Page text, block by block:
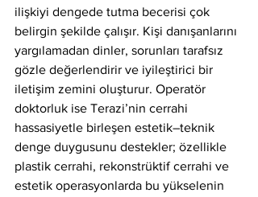
ilişkiyi dengede tutma becerisi çok
belirgin şekilde çalışır. Kişi danışanlarını
yargılamadan dinler, sorunları tarafsız
gözle değerlendirir ve iyileştirici bir
iletişim zemini oluşturur. Operatör
doktorluk ise Terazi’nin cerrahi
hassasiyetle birleşen estetik–teknik
denge duygusunu destekler; özellikle
plastik cerrahi, rekonstrüktif cerrahi ve
estetik operasyonlarda bu yükselenin